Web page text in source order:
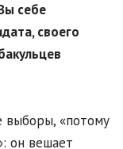
себе
своего
выборы, «потому
он вешает